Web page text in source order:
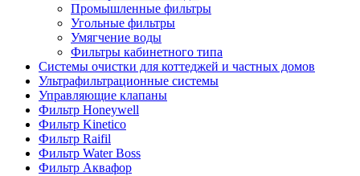
Промышленные фильтры
Угольные фильтры
Умягчение воды
Фильтры кабинетного типа
Системы очистки для коттеджей и частных домов
Ультрафильтрационные системы
Управляющие клапаны
Фильтр Honeywell
Фильтр Kinetico
Фильтр Raifil
Фильтр Water Boss
Фильтр Аквафор